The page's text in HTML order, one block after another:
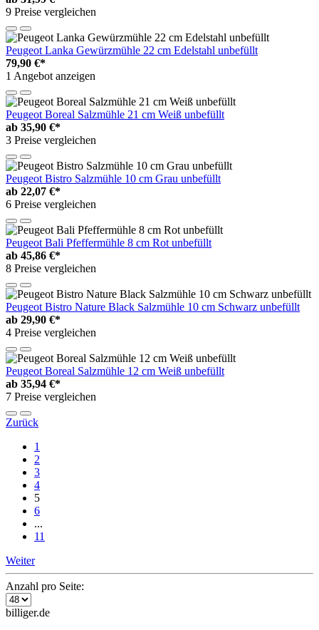
9 Preise vergleichen
Peugeot Lanka Gewürzmühle 22 cm Edelstahl unbefüllt
79,90 €*
1 Angebot anzeigen
Peugeot Boreal Salzmühle 21 cm Weiß unbefüllt
ab 35,90 €*
3 Preise vergleichen
Peugeot Bistro Salzmühle 10 cm Grau unbefüllt
ab 22,07 €*
6 Preise vergleichen
Peugeot Bali Pfeffermühle 8 cm Rot unbefüllt
ab 45,86 €*
8 Preise vergleichen
Peugeot Bistro Nature Black Salzmühle 10 cm Schwarz unbefüllt
ab 29,90 €*
4 Preise vergleichen
Peugeot Boreal Salzmühle 12 cm Weiß unbefüllt
ab 35,94 €*
7 Preise vergleichen
Zurück
1
2
3
4
5
6
...
11
Weiter
Anzahl pro Seite:
billiger.de